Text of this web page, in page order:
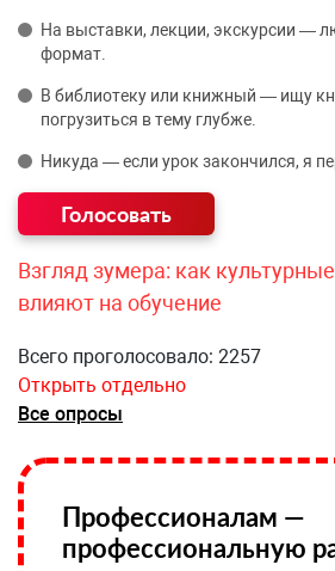
На выставки, лекции, экскурсии —
формат.
В библиотеку или книжный — ищу
погрузиться в тему глубже.
Никуда — если урок закончился, я
Взгляд зумера: как
влияют на обучение
Всего проголосовало: 2257
Открыть отдельно
Все опросы
Профессионалам —
профессиональную